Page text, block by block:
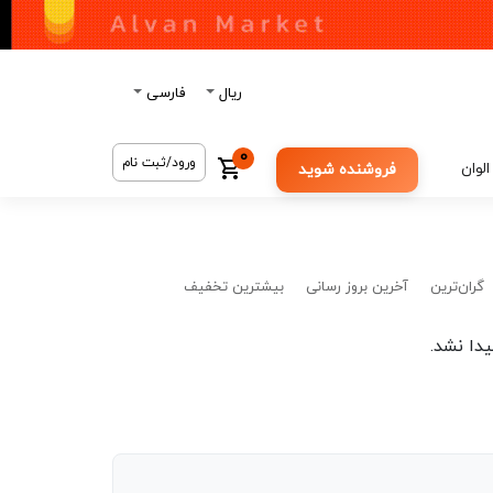
ریال فارسی
فروشنده شوید
0 ورود/ثبت نام
گران‌ترین آخرین بروز رسانی بیشترین تخفیف
نشد.